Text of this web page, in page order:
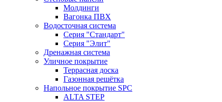
Молдинги
Вагонка ПВХ
Водосточная система
Серия "Стандарт"
Серия "Элит"
Дренажная система
Уличное покрытие
Террасная доска
Газонная решётка
Напольное покрытие SPC
ALTA STEP